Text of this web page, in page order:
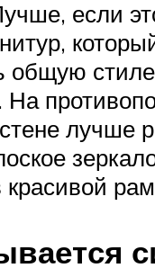
если
общую
На
лучше
красивой